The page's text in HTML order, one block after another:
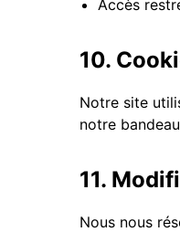
Accès
10.
Notre site
notre
11.
Nous nous